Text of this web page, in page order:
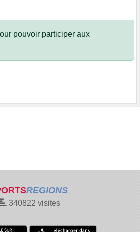
pouvoir participer aux
REGIONS
340822 visites